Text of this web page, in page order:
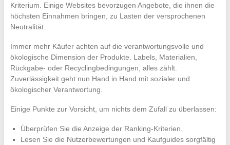
Kriterium. Einige Websites bevorzugen Angebote, die ihnen die
höchsten Einnahmen bringen, zu Lasten der versprochenen
Neutralität.
Immer mehr Käufer achten auf die verantwortungsvolle und
ökologische Dimension der Produkte. Labels, Materialien,
Rückgabe- oder Recyclingbedingungen, alles zählt.
Zuverlässigkeit geht nun Hand in Hand mit sozialer und
ökologischer Verantwortung.
Einige Punkte zur Vorsicht, um nichts dem Zufall zu überlassen:
Überprüfen Sie die Anzeige der Ranking-Kriterien.
Lesen Sie die Nutzerbewertungen und Kaufguides sorgfältig